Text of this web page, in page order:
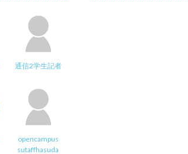
通信2学生記者
opencampus
sutaffhasuda